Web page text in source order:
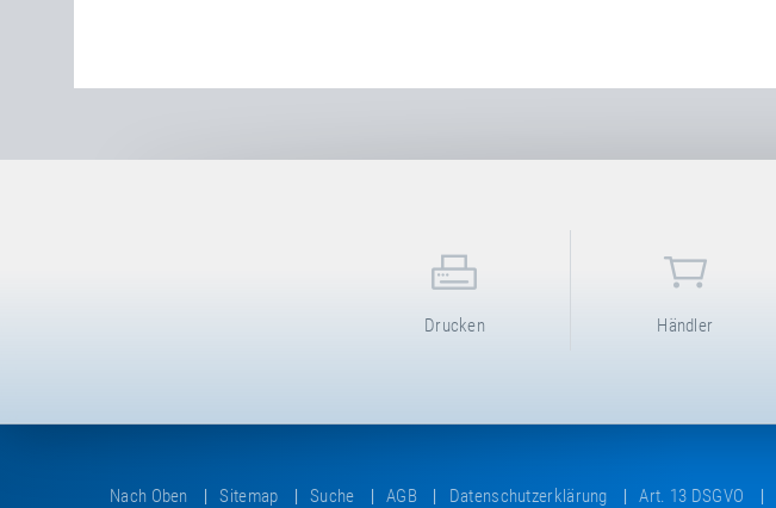
Drucken Händler
Nach Oben Sitemap Suche AGB Datenschutzerklärung Art. 13 DSGVO